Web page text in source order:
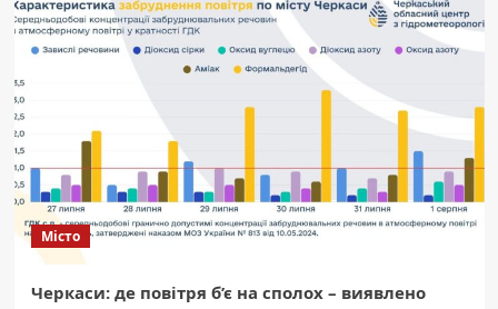
Місто
Черкаси: де повітря б’є на сполох – виявлено